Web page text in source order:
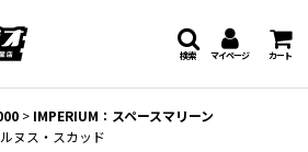
マイページ カート
検索
> IMPERIUM：スペースマリーン
ヌス・スカッド